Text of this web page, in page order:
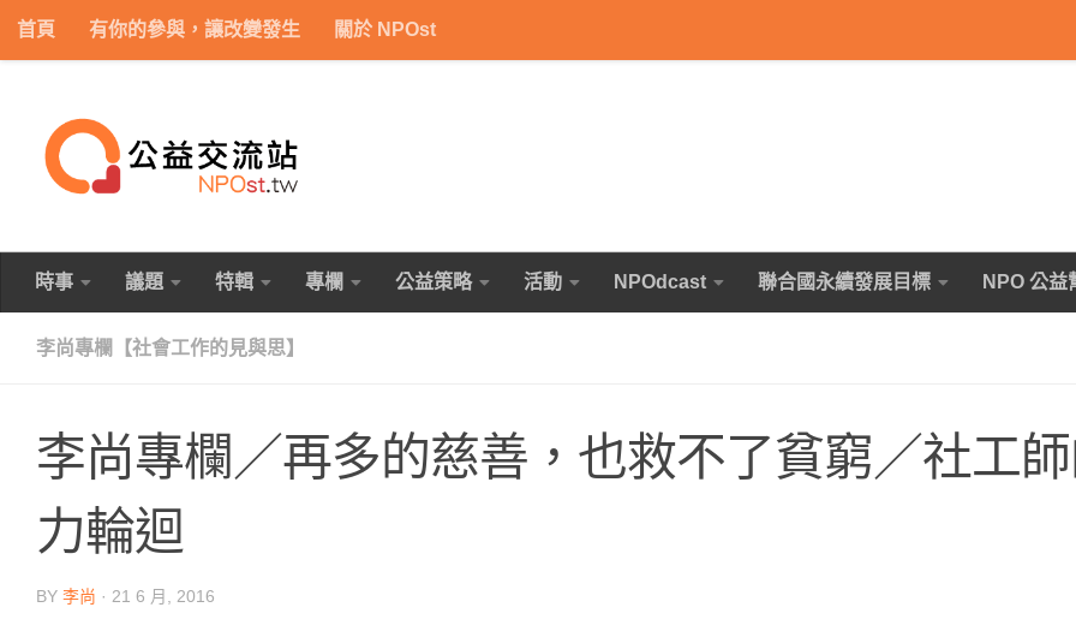
Skip to content
首頁 有你的參與，讓改變發生 關於 NPOst
時事 議題 特輯 專欄 公益策略 活動 NPOdcast 聯合國永續發展目標 NPO 公益
李尚專欄【社會工作的見與思】
李尚專欄／再多的慈善，也救不了貧窮／社工
力輪迴
BY 李尚 · 21 6 月, 2016